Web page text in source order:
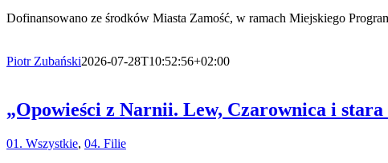
Dofinansowano ze środków Miasta Zamość, w ramach Miejskiego
Piotr Zubański2026-07-28T10:52:56+02:00
„Opowieści z Narnii. Lew, Czarownica i stara
01. Wszystkie, 04. Filie